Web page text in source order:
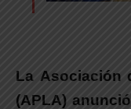
La Asociación
(APLA)